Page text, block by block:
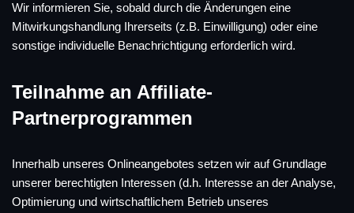
Wir informieren Sie, sobald durch die Änderungen eine
Mitwirkungshandlung Ihrerseits (z.B. Einwilligung) oder eine
sonstige individuelle Benachrichtigung erforderlich wird.
Teilnahme an Affiliate-
Partnerprogrammen
Innerhalb unseres Onlineangebotes setzen wir auf Grundlage
unserer berechtigten Interessen (d.h. Interesse an der Analyse,
Optimierung und wirtschaftlichem Betrieb unseres